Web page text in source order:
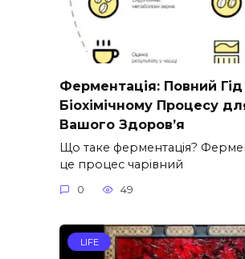
Ферментація: Повний
Біохімічному Процесу
Вашого Здоров’я
Що таке ферментація?
це процес чарівний
0 49
LIFE